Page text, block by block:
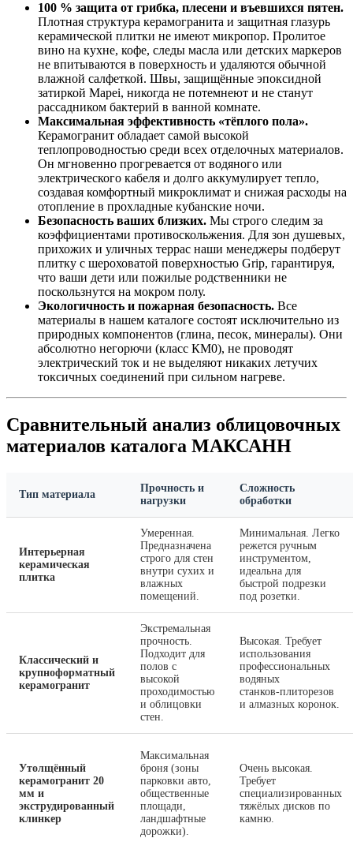
100 % защита от грибка, плесени и въевшихся пятен.
Плотная структура керамогранита и защитная глазурь
керамической плитки не имеют микропор. Пролитое
вино на кухне, кофе, следы масла или детских маркеров
не впитываются в поверхность и удаляются обычной
влажной салфеткой. Швы, защищённые эпоксидной
затиркой Mapei, никогда не потемнеют и не станут
рассадником бактерий в ванной комнате.
Максимальная эффективность «тёплого пола».
Керамогранит обладает самой высокой
теплопроводностью среди всех отделочных материалов.
Он мгновенно прогревается от водяного или
электрического кабеля и долго аккумулирует тепло,
создавая комфортный микроклимат и снижая расходы на
отопление в прохладные кубанские ночи.
Безопасность ваших близких. Мы строго следим за
коэффициентами противоскольжения. Для зон душевых,
прихожих и уличных террас наши менеджеры подберут
плитку с шероховатой поверхностью Grip, гарантируя,
что ваши дети или пожилые родственники не
поскользнутся на мокром полу.
Экологичность и пожарная безопасность. Все
материалы в нашем каталоге состоят исключительно из
природных компонентов (глина, песок, минералы). Они
абсолютно негорючи (класс КМ0), не проводят
электрический ток и не выделяют никаких летучих
токсичных соединений при сильном нагреве.
Сравнительный анализ облицовочных
материалов каталога МАКСАНН
Тип материала
Прочность и
нагрузки
Сложность
обработки
Интерьерная
керамическая
плитка
Умеренная.
Предназначена
строго для стен
внутри сухих и
влажных
помещений.
Минимальная. Легко
режется ручным
инструментом,
идеальна для
быстрой подрезки
под розетки.
Классический и
крупноформатный
керамогранит
Экстремальная
прочность.
Подходит для
полов с
высокой
проходимостью
и облицовки
стен.
Высокая. Требует
использования
профессиональных
водяных
станков‑плиторезов
и алмазных коронок.
Утолщённый
керамогранит 20
мм и
экструдированный
клинкер
Максимальная
броня (зоны
парковки авто,
общественные
площади,
ландшафтные
дорожки).
Очень высокая.
Требует
специализированных
тяжёлых дисков по
камню.